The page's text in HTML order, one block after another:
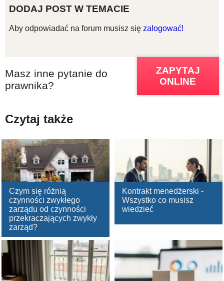
DODAJ POST W TEMACIE
Aby odpowiadać na forum musisz się zalogować!
Masz inne pytanie do
prawnika?
ZAPYTAJ
ONLINE
Czytaj także
Czym się różnią
czynności zwykłego
zarządu od czynności
przekraczających zwykły
zarząd?
Kontrakt menedżerski -
Wszystko co musisz
wiedzieć